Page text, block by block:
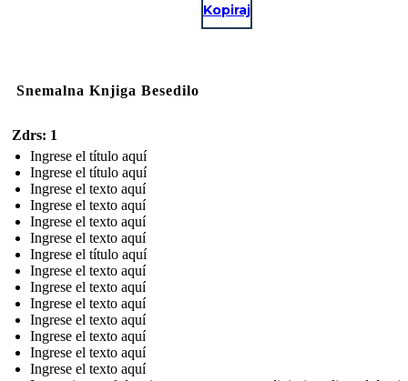
Kopiraj
Snemalna Knjiga Besedilo
Zdrs: 1
Ingrese el título aquí
Ingrese el título aquí
Ingrese el texto aquí
Ingrese el texto aquí
Ingrese el texto aquí
Ingrese el texto aquí
Ingrese el título aquí
Ingrese el texto aquí
Ingrese el texto aquí
Ingrese el texto aquí
Ingrese el texto aquí
Ingrese el texto aquí
Ingrese el texto aquí
Ingrese el texto aquí